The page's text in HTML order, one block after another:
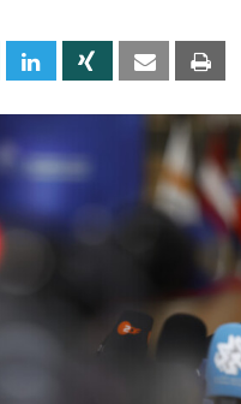
Twitter Linkedin Xing Email